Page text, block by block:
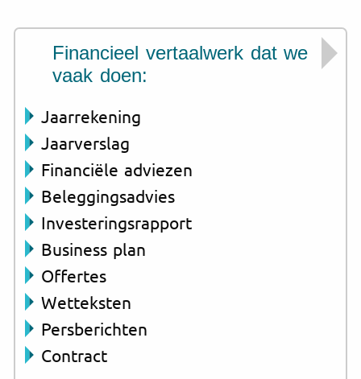
Financieel vertaalwerk dat we
vaak doen:
Jaarrekening
Jaarverslag
Financiële adviezen
Beleggingsadvies
Investeringsrapport
Business plan
Offertes
Wetteksten
Persberichten
Contract